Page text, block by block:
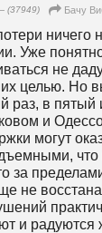
(37949) Бачу
ничего
Уже
не
целью. Но
раз, в пятый
и
могут
что
за
не
и радуются